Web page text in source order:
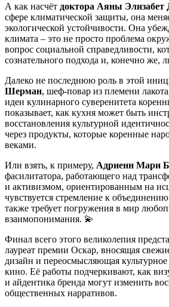
А как насчёт доктора Аяны Элизабет
сфере климатической защиты, она
экологической устойчивости. Она
климата – это не просто проблема
вопрос социальной справедливости,
сознательного подхода и, конечно же,
Далеко не последнюю роль в этой
Шерман, шеф-повар из племени
идеи кулинарного суверенитета
показывает, как кухня может быть
восстановления культурной
через продукты, которые коренные
веками.
Или взять, к примеру, Адриенн Мари
фасилитатора, работающего над
и активизмом, ориентированным на
чувствуется стремление к
также требует погружения в мир
взаимопонимания. 💫
Финал всего этого великолепия
лауреат премии Оскар, вносящая
дизайн и переосмысляющая культурное
кино. Её работы подчеркивают, как
и айдентика бренда могут изменить
общественных нарративов.